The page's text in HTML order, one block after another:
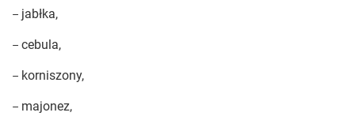
– jabłka,
– cebula,
– korniszony,
– majonez,